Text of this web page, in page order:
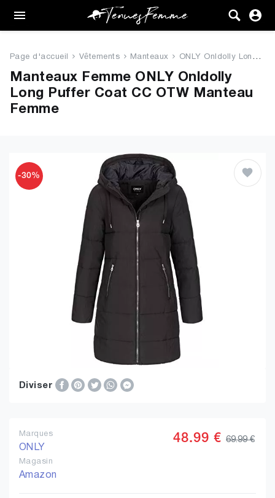
Femme
Vêtements
Chaussures
VENTE
Page d'accueil Vêtements Manteaux ONLY Onldolly Long Puffer Coat...
Manteaux Femme ONLY Onldolly
Long Puffer Coat CC OTW Manteau
Femme
-30%
Diviser
Marques
ONLY
Magasin
Amazon
48.99 € 69.99 €